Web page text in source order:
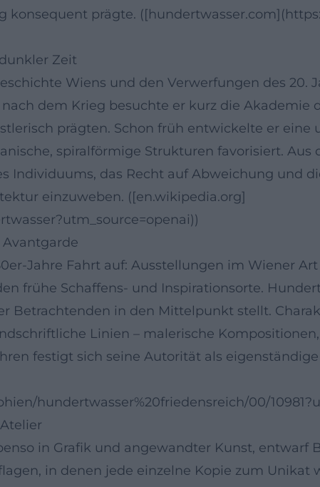
prägte.
Zeit
Wiens und den Verwerfungen des 20.
dem Krieg besuchte er kurz die Akademie
prägten. Schon früh entwickelte er eine
spiralförmige Strukturen favorisiert. Aus
Individuums, das Recht auf Abweichung und
einzuweben. ([en.wikipedia.org]
Jahre Fahrt auf: Ausstellungen im Wiener Art
frühe Schaffens- und Inspirationsorte.
Betrachtenden in den Mittelpunkt stellt.
Linien – malerische
festigt sich seine Autorität als
hundertwasser%20friedensreich/00/
in Grafik und angewandter Kunst, entwarf
in denen jede einzelne Kopie zum Unikat